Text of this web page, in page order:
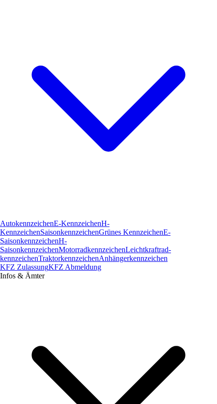
AutokennzeichenE-KennzeichenH-
KennzeichenSaisonkennzeichenGrünes KennzeichenE-
SaisonkennzeichenH-
SaisonkennzeichenMotorradkennzeichenLeichtkraftrad­
kennzeichenTraktorkennzeichenAnhängerkennzeichen
KFZ ZulassungKFZ Abmeldung
Infos & Ämter